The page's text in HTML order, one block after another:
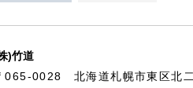
)竹道
065-0028 北海道札幌市東区北